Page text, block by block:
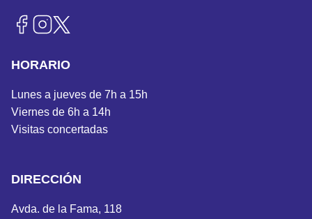
HORARIO
Lunes a jueves de 7h a 15h
Viernes de 6h a 14h
Visitas concertadas
DIRECCIÓN
Avda. de la Fama, 118